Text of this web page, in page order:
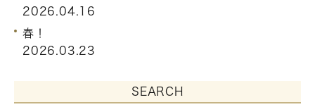
2026.04.16
春！
2026.03.23
SEARCH